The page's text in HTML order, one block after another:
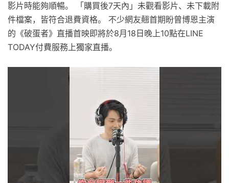
影片時能夠順暢。 「購買後7天內」未觀看影片、未下載附
件檔案，皆符合退費資格。 不少網友翹首期盼曾博恩主演
的《破蛋者》直播首映即將於8月18日晚上10點在LINE
TODAY付費服務上獨家直播。